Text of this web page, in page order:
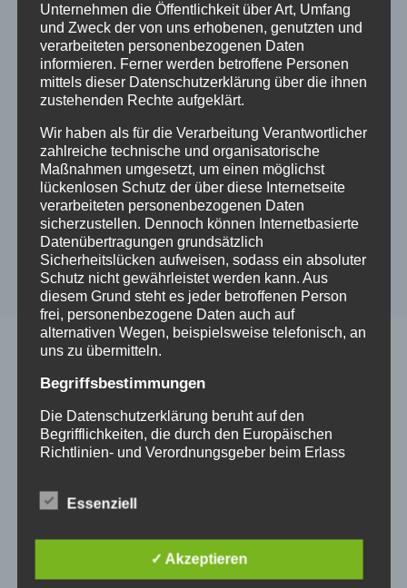
Jasmins Blumenwiese:
Lieferservice frei Haus am
Karsamstag
2021-03-26 Jasmins Blumenwiese
Schreibe einen Kommentar
Deine E-Mail-Adresse wird nicht veröffentlicht.
Erforderliche Felder sind mit*markiert
Kommentar *
Unternehmen die Öffentlichkeit über Art, Umfang
und Zweck der von uns erhobenen, genutzten und
verarbeiteten personenbezogenen Daten
informieren. Ferner werden betroffene Personen
mittels dieser Datenschutzerklärung über die ihnen
zustehenden Rechte aufgeklärt.
Wir haben als für die Verarbeitung Verantwortlicher
zahlreiche technische und organisatorische
Maßnahmen umgesetzt, um einen möglichst
lückenlosen Schutz der über diese Internetseite
verarbeiteten personenbezogenen Daten
sicherzustellen. Dennoch können Internetbasierte
Datenübertragungen grundsätzlich
Sicherheitslücken aufweisen, sodass ein absoluter
Schutz nicht gewährleistet werden kann. Aus
diesem Grund steht es jeder betroffenen Person
frei, personenbezogene Daten auch auf
alternativen Wegen, beispielsweise telefonisch, an
uns zu übermitteln.
Begriffsbestimmungen
Die Datenschutzerklärung beruht auf den
Begrifflichkeiten, die durch den Europäischen
Richtlinien- und Verordnungsgeber beim Erlass
verwendet wurden. Unsere Datenschutzerklärung
soll sowohl für die Öffentlichkeit als auch für
lesbar und verständlich sein. Um dies zu
gewährleisten, möchten wir vorab die verwendeten
Begrifflichkeiten erläutern.
Essenziell
✓ Akzeptieren